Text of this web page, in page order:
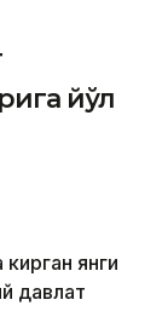
йўл
янги
давлат